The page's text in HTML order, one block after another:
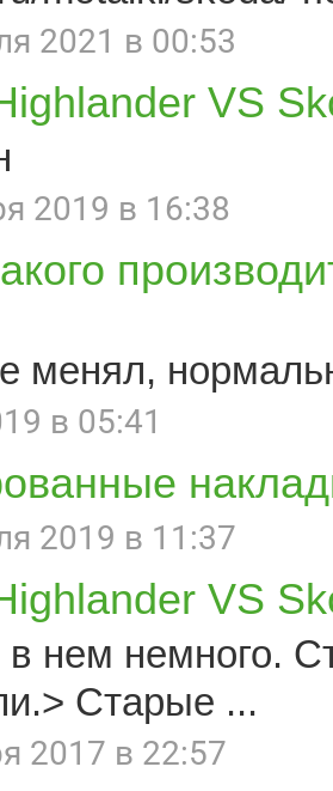
2021 в 00:53
VS
2019 в 16:38
менял,
в 05:41
2019 в 11:37
VS
в нем немного.
Старые ...
2017 в 22:57